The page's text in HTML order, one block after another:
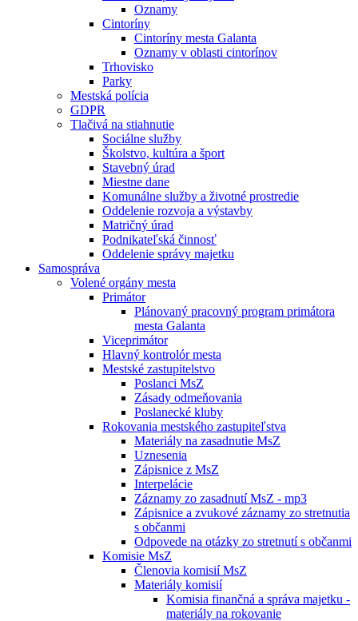
Oznamy
Cintoríny
Cintoríny mesta Galanta
Oznamy v oblasti cintorínov
Trhovisko
Parky
Mestská polícia
GDPR
Tlačivá na stiahnutie
Sociálne služby
Školstvo, kultúra a šport
Stavebný úrad
Miestne dane
Komunálne služby a životné prostredie
Oddelenie rozvoja a výstavby
Matričný úrad
Podnikateľská činnosť
Oddelenie správy majetku
Samospráva
Volené orgány mesta
Primátor
Plánovaný pracovný program primátora
mesta Galanta
Viceprimátor
Hlavný kontrolór mesta
Mestské zastupitelstvo
Poslanci MsZ
Zásady odmeňovania
Poslanecké kluby
Rokovania mestského zastupiteľstva
Materiály na zasadnutie MsZ
Uznesenia
Zápisnice z MsZ
Interpelácie
Záznamy zo zasadnutí MsZ - mp3
Zápisnice a zvukové záznamy zo stretnutia
s občanmi
Odpovede na otázky zo stretnutí s občanmi
Komisie MsZ
Členovia komisií MsZ
Materiály komisií
Komisia finančná a správa majetku -
materiály na rokovanie